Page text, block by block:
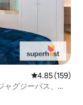
レビュー159
4.85 (159)
グジーバス、